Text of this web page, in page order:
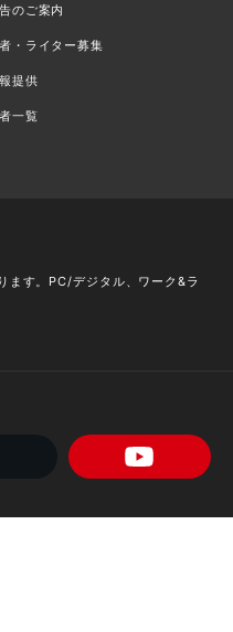
のご案内
・ライター募集
提供
一覧
ます。PC/デジタル、ワーク&ラ